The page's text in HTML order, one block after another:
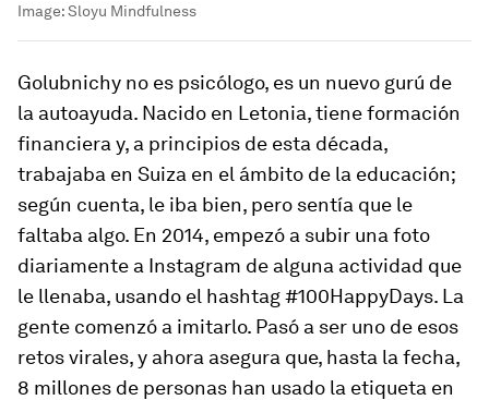
Image:Sloyu Mindfulness
Golubnichy no es psicólogo, es un nuevo gurú de
la autoayuda. Nacido en Letonia, tiene formación
financiera y, a principios de esta década,
trabajaba en Suiza en el ámbito de la educación;
según cuenta, le iba bien, pero sentía que le
faltaba algo. En 2014, empezó a subir una foto
diariamente a Instagram de alguna actividad que
le llenaba, usando el hashtag#100HappyDays. La
gente comenzó a imitarlo. Pasó a ser uno de esos
retos virales, y ahora asegura que, hasta la fecha,
8 millones de personas han usado la etiqueta en